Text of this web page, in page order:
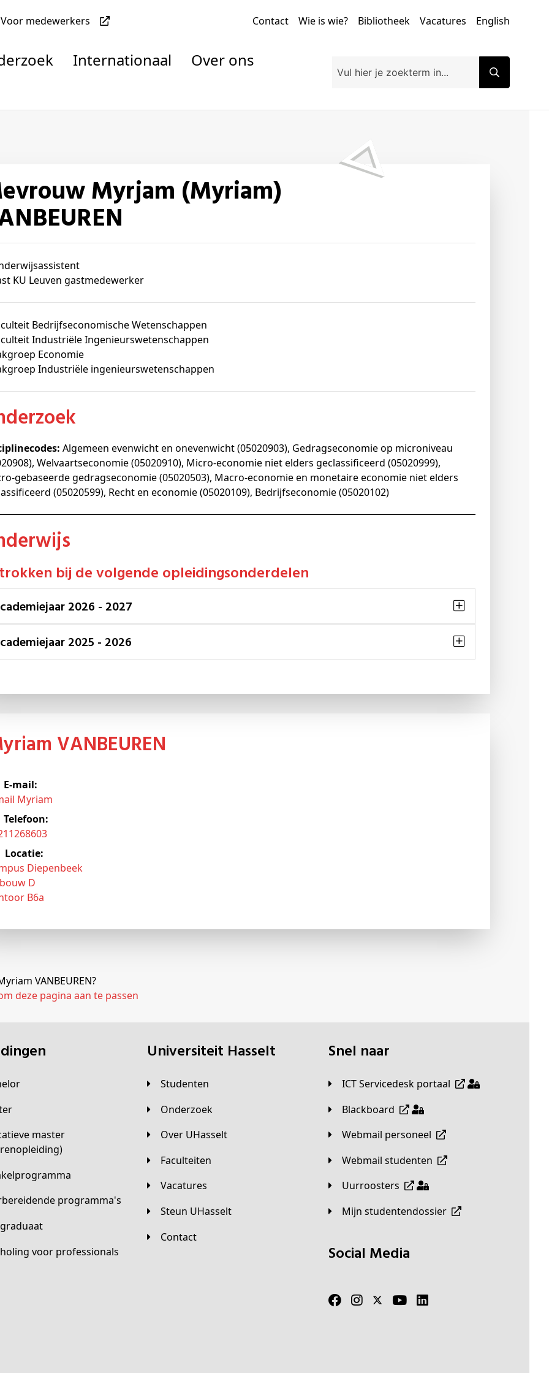
Voor medewerkers Contact Wie is wie? Bibliotheek Vacatures English
Internationaal Over ons
KU Leuven gastmedewerker
Bedrijfseconomische Wetenschappen
Industriële Ingenieurswetenschappen
Economie
Industriële ingenieurswetenschappen
Algemeen evenwicht en onevenwicht (05020903), Gedragseconomie op microniveau
Welvaartseconomie (05020910), Micro-economie niet elders geclassificeerd (05020999),
gebaseerde gedragseconomie (05020503), Macro-economie en monetaire economie niet elders
(05020599), Recht en economie (05020109), Bedrijfseconomie (05020102)
bij de volgende opleidingsonderdelen
Academiejaar 2026 - 2027
Academiejaar 2025 - 2026
Myriam VANBEUREN
E-mail:
Myriam
Telefoon:
Locatie:
Diepenbeek
D
B6a
VANBEUREN?
deze pagina aan te passen
programma's
voor professionals
universiteit Hasselt
Studenten
Onderzoek
Over UHasselt
Faculteiten
Vacatures
Steun UHasselt
Contact
Snel naar
ICT Servicedesk portaal
Blackboard
Webmail personeel
Webmail studenten
Uurroosters
Mijn studentendossier
Social Media